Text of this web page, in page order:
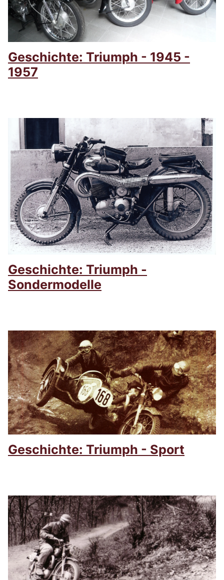
Geschichte: Triumph - 1945 -
1957
Geschichte: Triumph -
Sondermodelle
Geschichte: Triumph - Sport